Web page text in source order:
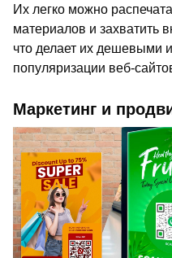
Их легко можно
материалов и захватить
что делает их дешевыми
популяризации веб-
Маркетинг и